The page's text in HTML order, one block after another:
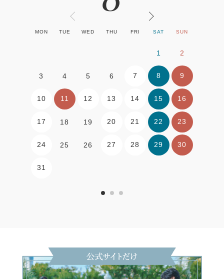
MON TUE WED THU FRI SAT SUN
1 2
3 4 5 6 7 8 9
10 11 12 13 14 15 16
17 18 19 20 21 22 23
24 25 26 27 28 29 30
31